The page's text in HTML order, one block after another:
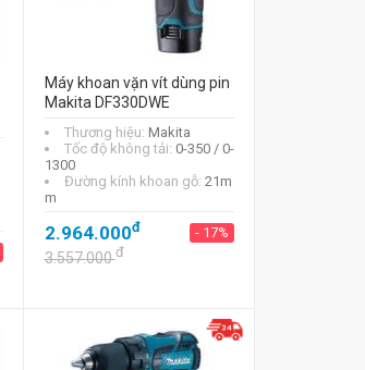
Máy khoan vặn vít dùng pin
Makita DF330DWE
Thương hiệu: Makita
Tốc độ không tải: 0-350 / 0-
1300
Đường kính khoan gỗ: 21m
m
2.964.000đ - 17%
3.557.000đ